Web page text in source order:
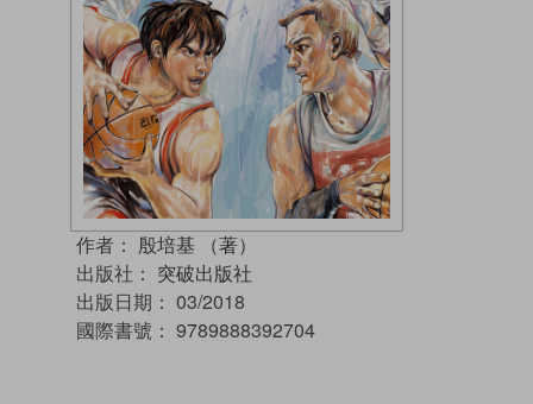
作者： 殷培基 （著）
出版社： 突破出版社
出版日期： 03/2018
國際書號： 9789888392704